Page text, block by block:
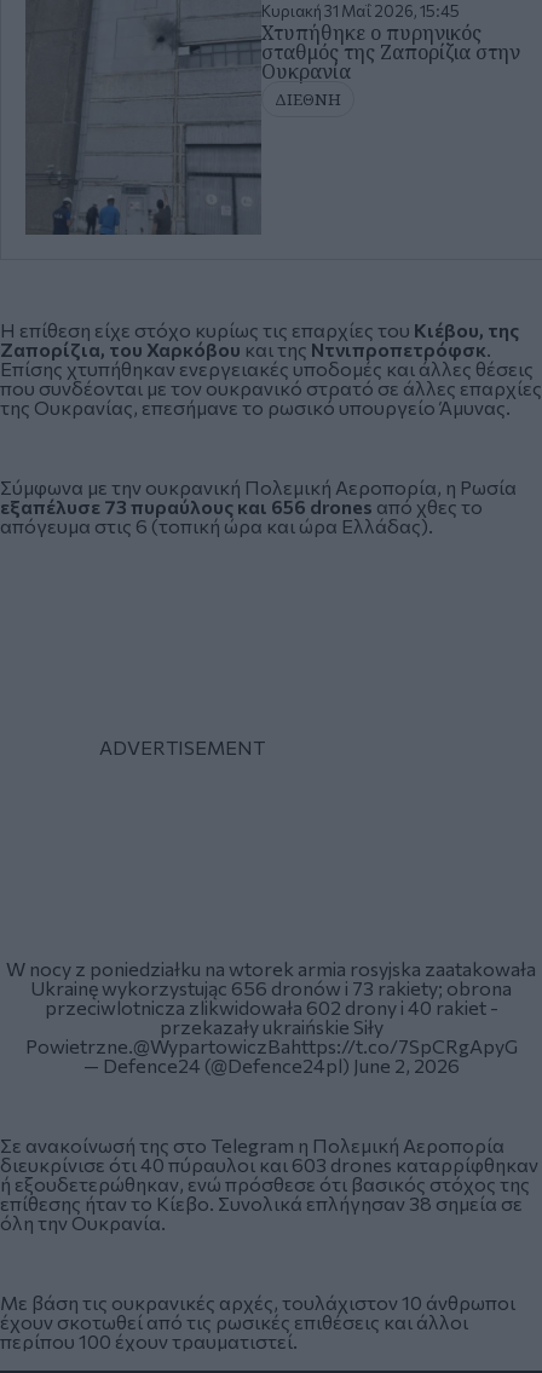
Κυριακή 31 Μαΐ 2026, 15:45
Χτυπήθηκε ο πυρηνικός
σταθμός της Ζαπορίζια στην
Ουκρανία
ΔΙΕΘΝΗ
Η επίθεση είχε στόχο κυρίως τις επαρχίες του Κιέβου, της
Ζαπορίζια, του Χαρκόβου και της Ντνιπροπετρόφσκ
Επίσης χτυπήθηκαν ενεργειακές υποδομές και άλλες θέσεις
που συνδέονται με τον ουκρανικό στρατό σε άλλες επαρχίες
της Ουκρανίας, επεσήμανε το ρωσικό υπουργείο Άμυνας.
Σύμφωνα με την ουκρανική Πολεμική Αεροπορία, η Ρωσία
εξαπέλυσε 73 πυραύλους και 656 drones από χθες το
απόγευμα στις 6 (τοπική ώρα και ώρα Ελλάδας).
W nocy z poniedziałku na wtorek armia rosyjska zaatakowała
Ukrainę wykorzystując 656 dronów i 73 rakiety; obrona
przeciwlotnicza zlikwidowała 602 drony i 40 rakiet -
przekazały ukraińskie Siły
Powietrzne. @WypartowiczBahttps://t.co/7SpCRgApyG
— Defence24 (@Defence24pl) June 2, 2026
Σε ανακοίνωσή της στο Telegram η Πολεμική Αεροπορία
διευκρίνισε ότι 40 πύραυλοι και 603 drones καταρρίφθηκαν
ή εξουδετερώθηκαν, ενώ πρόσθεσε ότι βασικός στόχος της
επίθεσης ήταν το Κίεβο. Συνολικά επλήγησαν 38 σημεία σε
όλη την Ουκρανία.
Με βάση τις ουκρανικές αρχές, τουλάχιστον 10 άνθρωποι
έχουν σκοτωθεί από τις ρωσικές επιθέσεις και άλλοι
περίπου 100 έχουν τραυματιστεί.